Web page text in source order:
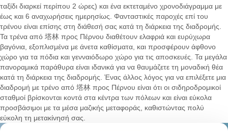
ταξίδι διαρκεί περίπου 2 ώρες) και ένα εκτεταμένο χρονοδιάγραμμα με
έως και 6 αναχωρήσεις ημερησίως. Φανταστικές παροχές επί του
τρένου είναι επίσης στη διάθεσή σας κατά τη διάρκεια της διαδρομής.
Τα τρένα από 塔林 προς Πέρνου διαθέτουν ελαφριά και ευρύχωρα
βαγόνια, εξοπλισμένα με άνετα καθίσματα, και προσφέρουν άφθονο
χώρο για τα πόδια και γενναιόδωρο χώρο για τις αποσκευές. Τα μεγάλα
πανοραμικά παράθυρα είναι ιδανικά για να θαυμάζετε τη μοναδική θέα
κατά τη διάρκεια της διαδρομής. Ένας άλλος λόγος για να επιλέξετε μια
διαδρομή με τρένο από 塔林 προς Πέρνου είναι ότι οι σιδηροδρομικοί
σταθμοί βρίσκονται κοντά στα κέντρα των πόλεων και είναι εύκολα
προσβάσιμοι με τα μέσα μαζικής μεταφοράς, καθιστώντας πολύ
εύκολη τη μετακίνησή σας.